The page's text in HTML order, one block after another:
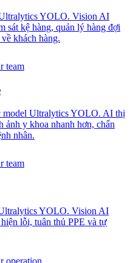
YOLO. Vision AI
sát kệ hàng, quản lý hàng đợi
khách hàng.
model Ultralytics YOLO. AI thị
ảnh y khoa nhanh hơn, chẩn
nhân.
YOLO. Vision AI
lỗi, tuân thủ PPE và tự